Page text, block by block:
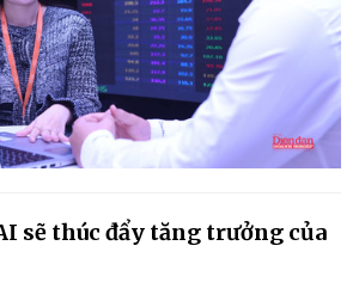
sẽ thúc đẩy tăng trưởng của